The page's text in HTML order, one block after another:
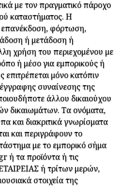
με τον πραγματικό πάροχο
καταστήματος. Η
φόρτωση,
ή μετάδοση ή
χρήση του περιεχομένου με
ή μέσο για εμπορικούς ή
μόνο κατόπιν
συναίνεσης της
άλλου δικαιούχου
δικαιωμάτων. Τα ονόματα,
και διακριτικά γνωρίσματα
και περιγράφουν το
με το εμπορικό σήμα
τα προϊόντα ή τις
ή τρίτων μερών,
στοιχεία της